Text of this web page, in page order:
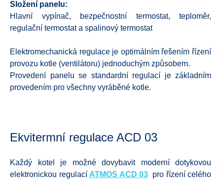
Složení panelu:
Hlavní vypínač, bezpečnostní termostat, teploměr,
regulační termostat a spalinový termostat
Elektromechanická regulace je optimálním řešením řízení
provozu kotle (ventilátoru) jednoduchým způsobem.
Provedení panelu se standardní regulací je základním
provedením pro všechny vyráběné kotle.
Ekvitermní regulace ACD 03
Každý kotel je možné dovybavit moderní dotykovou
elektronickou regulací ATMOS ACD 03 pro řízení celého